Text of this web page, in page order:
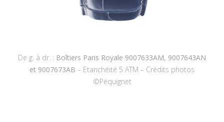
De g. à dr. : Boîtiers Paris Royale 9007633AM, 9007643AN
et 9007673AB – Etanchéité 5 ATM – Crédits photos
©Péquignet